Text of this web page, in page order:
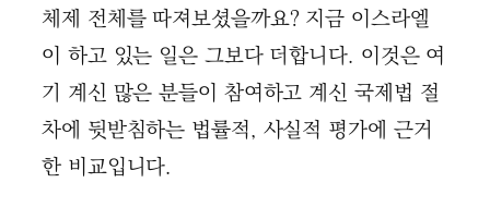
체제 전체를 따져보셨을까요? 지금 이스라엘
이 하고 있는 일은 그보다 더합니다. 이것은 여
기 계신 많은 분들이 참여하고 계신 국제법 절
차에 뒷받침하는 법률적, 사실적 평가에 근거
한 비교입니다.